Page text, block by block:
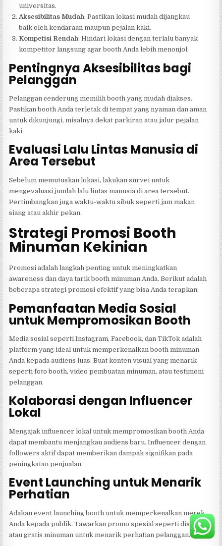
universitas.
Aksesibilitas Mudah: Pastikan lokasi mudah dijangkau
baik oleh kendaraan maupun pejalan kaki.
Kompetisi Rendah: Hindari lokasi dengan terlalu banyak
kompetitor langsung agar booth Anda lebih menonjol.
Pentingnya Aksesibilitas bagi
Pelanggan
Pelanggan cenderung memilih booth yang mudah diakses.
Pastikan booth Anda terletak di tempat yang nyaman dan aman
untuk dikunjungi, misalnya dekat parkiran atau jalur pejalan
kaki.
Evaluasi Lalu Lintas Manusia di
Area Tersebut
Sebelum memutuskan lokasi, lakukan survei untuk
mengevaluasi jumlah lalu lintas manusia di area tersebut.
Pertimbangkan juga waktu-waktu sibuk seperti jam makan
siang atau akhir pekan.
Strategi Promosi Booth
Minuman Kekinian
Promosi adalah langkah penting untuk meningkatkan
awareness dan daya tarik booth minuman Anda. Berikut adalah
beberapa strategi promosi efektif yang bisa Anda terapkan:
Pemanfaatan Media Sosial
untuk Mempromosikan Booth
Media sosial seperti Instagram, Facebook, dan TikTok adalah
platform yang ideal untuk memperkenalkan booth minuman
Anda kepada audiens luas. Buat konten visual yang menarik
seperti foto booth, video pembuatan minuman, atau testimoni
pelanggan.
Kolaborasi dengan Influencer
Lokal
Mengajak influencer lokal untuk mempromosikan booth Anda
dapat membantu menjangkau audiens baru. Influencer dengan
followers aktif dapat memberikan dampak signifikan pada
peningkatan penjualan.
Event Launching untuk Menarik
Perhatian
Adakan event launching booth untuk memperkenalkan merek
Anda kepada publik. Tawarkan promo spesial seperti diskon
atau gratis minuman untuk menarik perhatian pelanggan.